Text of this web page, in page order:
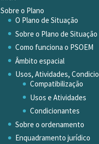
Sobre o Plano
O Plano de Situação
Sobre o Plano de Situação
Como funciona o PSOEM
Âmbito espacial
Usos, Atividades,
Compatibilização
Usos e Atividades
Condicionantes
Sobre o ordenamento
Enquadramento jurídico